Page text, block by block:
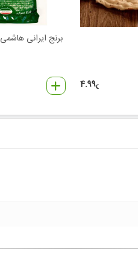
4.99€
برنج ایرانی هاشمی 2.5 کیلوگرم